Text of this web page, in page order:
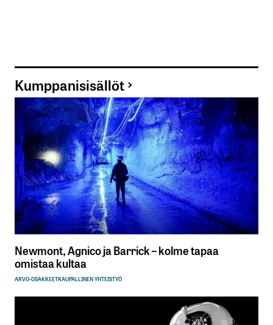
Kumppanisisällöt
Newmont, Agnico ja Barrick – kolme tapaa
omistaa kultaa
ARVO-OSAKKEETKAUPALLINEN YHTEISTYÖ